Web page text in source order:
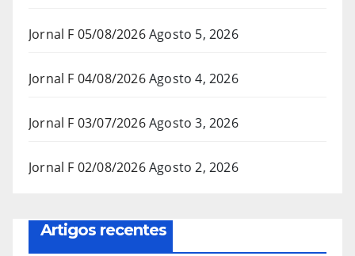
Jornal F 05/08/2026Agosto 5, 2026
Jornal F 04/08/2026Agosto 4, 2026
Jornal F 03/07/2026Agosto 3, 2026
Jornal F 02/08/2026Agosto 2, 2026
Artigos recentes